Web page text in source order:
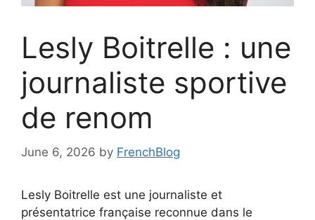
Lesly Boitrelle : une
journaliste sportive
de renom
June 6, 2026 by FrenchBlog
Lesly Boitrelle est une journaliste et
présentatrice française reconnue dans le